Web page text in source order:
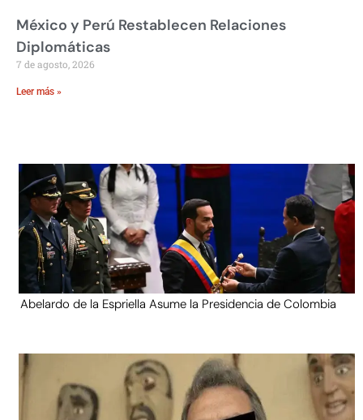
México y Perú Restablecen Relaciones
Diplomáticas
7 de agosto, 2026
Leer más »
Abelardo de la Espriella Asume la Presidencia de Colombia